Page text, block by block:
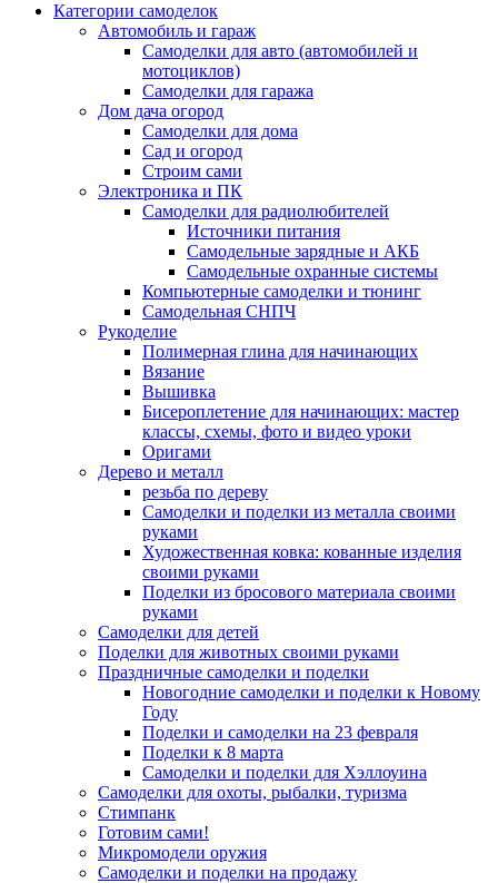
Категории самоделок
Автомобиль и гараж
Самоделки для авто (автомобилей и
мотоциклов)
Самоделки для гаража
Дом дача огород
Самоделки для дома
Сад и огород
Строим сами
Электроника и ПК
Самоделки для радиолюбителей
Источники питания
Самодельные зарядные и АКБ
Самодельные охранные системы
Компьютерные самоделки и тюнинг
Самодельная СНПЧ
Рукоделие
Полимерная глина для начинающих
Вязание
Вышивка
Бисероплетение для начинающих: мастер
классы, схемы, фото и видео уроки
Оригами
Дерево и металл
резьба по дереву
Самоделки и поделки из металла своими
руками
Художественная ковка: кованные изделия
своими руками
Поделки из бросового материала своими
руками
Самоделки для детей
Поделки для животных своими руками
Праздничные самоделки и поделки
Новогодние самоделки и поделки к Новому
Году
Поделки и самоделки на 23 февраля
Поделки к 8 марта
Самоделки и поделки для Хэллоуина
Самоделки для охоты, рыбалки, туризма
Стимпанк
Готовим сами!
Микромодели оружия
Самоделки и поделки на продажу